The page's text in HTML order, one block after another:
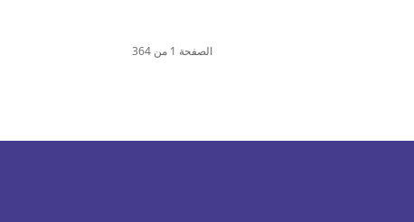
الصفحة 1 من 364